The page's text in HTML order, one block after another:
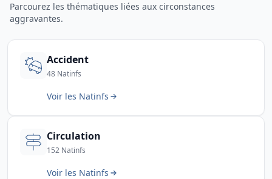
Parcourez les thématiques liées aux circonstances
aggravantes.
Accident
48 Natinfs
Voir les Natinfs
Circulation
152 Natinfs
Voir les Natinfs